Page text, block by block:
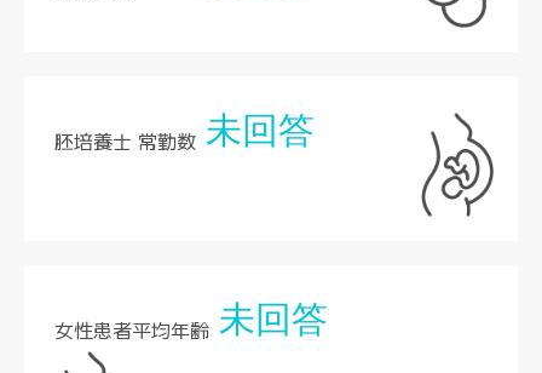
胚培養士 常勤数 未回答
女性患者平均年齢 未回答